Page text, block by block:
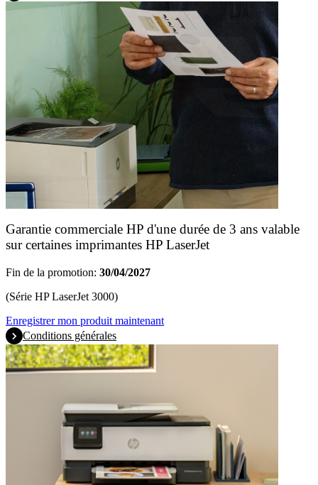
Garantie commerciale HP d'une durée de 3 ans valable
sur certaines imprimantes HP LaserJet
Fin de la promotion: 30/04/2027
(Série HP LaserJet 3000)
Enregistrer mon produit maintenant
Conditions générales